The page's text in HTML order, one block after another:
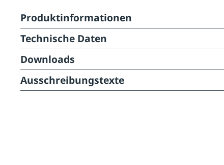
Produktinformationen
Technische Daten
Downloads
Ausschreibungstexte